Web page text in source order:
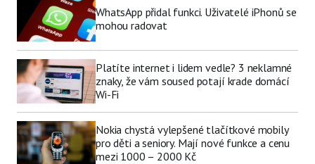
WhatsApp přidal funkci. Uživatelé iPhonů se
mohou radovat
Platíte internet i lidem vedle? 3 neklamné
znaky, že vám soused potají krade domácí
Wi-Fi
Nokia chystá vylepšené tlačítkové mobily
pro děti a seniory. Mají nové funkce a cenu
mezi 1000 – 2000 Kč